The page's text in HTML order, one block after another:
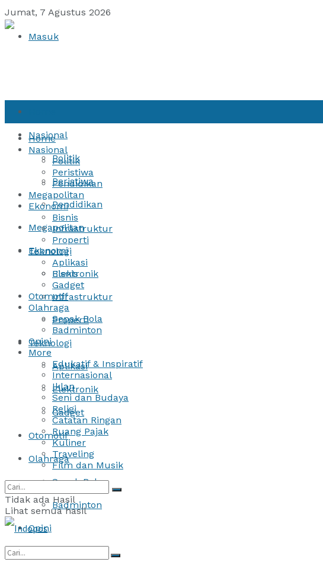
Jumat, 7 Agustus 2026
Masuk
Nasional
Politik
Peristiwa
Pendidikan
Megapolitan
Ekonomi
Bisnis
Infrastruktur
Properti
Teknologi
Aplikasi
Elektronik
Gadget
Otomotif
Olahraga
Sepak Bola
Badminton
Opini
Home
Nasional
Politik
Peristiwa
Pendidikan
Megapolitan
Ekonomi
Bisnis
Infrastruktur
Properti
Teknologi
Aplikasi
Elektronik
Gadget
Otomotif
Olahraga
Sepak Bola
Badminton
Opini
More
Edukatif & Inspiratif
Internasional
Iklan
Seni dan Budaya
Religi
Catatan Ringan
Ruang Pajak
Kuliner
Traveling
Film dan Musik
Tidak ada Hasil
Lihat semua hasil